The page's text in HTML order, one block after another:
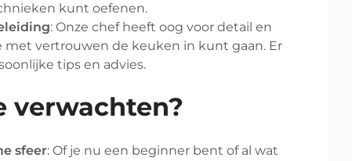
kunt oefenen.
: Onze chef heeft oog voor detail en
met vertrouwen de keuken in kunt gaan. Er
tips en advies.
verwachten?
sfeer: Of je nu een beginner bent of al wat